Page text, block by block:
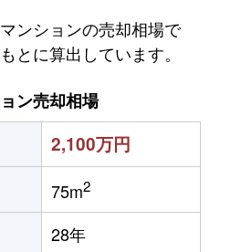
ンションの売却相場で
とに算出しています。
ン売却相場
2,100万円
75m2
28年